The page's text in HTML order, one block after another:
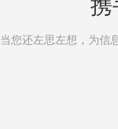
携
当您还左思左想，为信